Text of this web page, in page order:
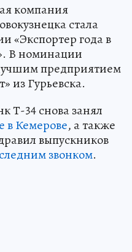
компания
стала
«Экспортер года в
В номинации
предприятием
из Гурьевска.
Т-34 снова занял
в Кемерове, а также
выпускников
звонком.